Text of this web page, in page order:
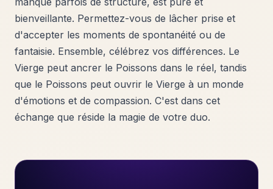
bienveillante. Permettez-vous de lâcher prise et
d'accepter les moments de spontanéité ou de
fantaisie. Ensemble, célébrez vos différences. Le
Vierge peut ancrer le Poissons dans le réel, tandis
que le Poissons peut ouvrir le Vierge à un monde
d'émotions et de compassion. C'est dans cet
échange que réside la magie de votre duo.